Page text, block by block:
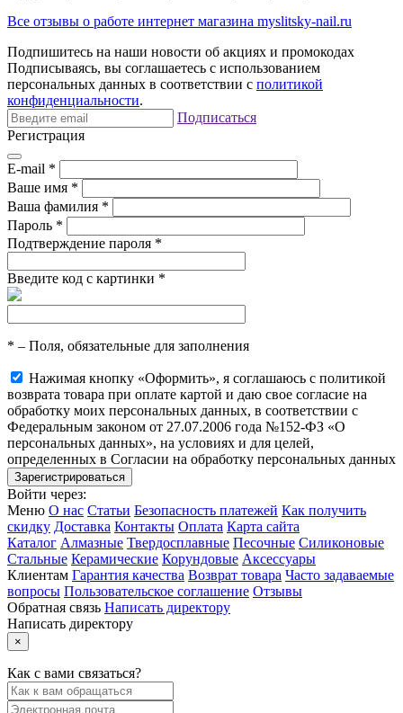
Все отзывы о работе интернет магазина myslitsky-nail.ru
Подпишитесь на наши новости об акциях и промокодах
Подписываясь, вы соглашаетесь с использованием
персональных данных в соответствии с политикой
конфиденциальности.
Подписаться
Регистрация
E-mail *
Ваше имя *
Ваша фамилия *
Пароль *
Подтверждение пароля *
Введите код с картинки *
* – Поля, обязательные для заполнения
Нажимая кнопку «Оформить», я соглашаюсь с политикой
возврата товара при оплате картой и даю свое согласие на
обработку моих персональных данных, в соответствии с
Федеральным законом от 27.07.2006 года №152-ФЗ «О
персональных данных», на условиях и для целей,
определенных в Согласии на обработку персональных данных
Войти через:
Меню О нас Статьи Безопасность платежей Как получить
скидку Доставка Контакты Оплата Карта сайта
Каталог Алмазные Твердосплавные Песочные Силиконовые
Стальные Керамические Корундовые Аксессуары
Клиентам Гарантия качества Возврат товара Часто задаваемые
вопросы Пользовательское соглашение Отзывы
Обратная связь Написать директору
Написать директору
×
Как с вами связаться?